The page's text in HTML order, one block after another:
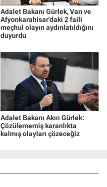
Adalet Bakanı Gürlek, Van ve
Afyonkarahisar'daki 2 faili
meçhul olayın aydınlatıldığını
duyurdu
Adalet Bakanı Akın Gürlek:
Çözülememiş karanlıkta
kalmış olayları çözeceğiz